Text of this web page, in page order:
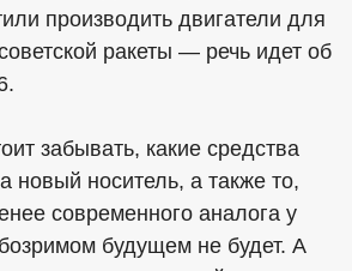
производить двигатели для
ракеты — речь идет об
забывать, какие средства
новый носитель, а также то,
современного аналога у
будущем не будет. А